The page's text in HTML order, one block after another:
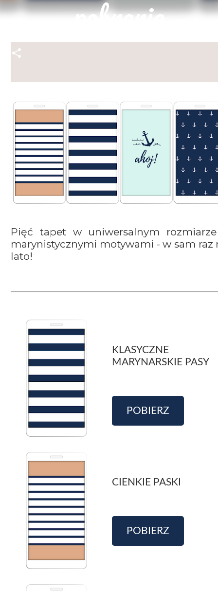
pobrania
Pięć tapet w uniwersalnym
marynistycznymi motywami - w sam raz
lato!
KLASYCZNE
MARYNARSKIE PASY
POBIERZ
CIENKIE PASKI
POBIERZ